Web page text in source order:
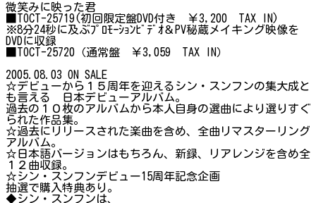
微笑みに映った君
■TOCT-25719(初回限定盤DVD付き ￥3,200 TAX IN)
※8分24秒に及ぶﾌﾟﾛﾓｰｼｮﾝﾋﾞﾃﾞｵ＆PV秘蔵メイキング映像を
DVDに収録
■TOCT-25720（通常盤 ￥3,059 TAX IN）
2005.08.03 ON SALE
☆デビューから１５周年を迎えるシン・スンフンの集大成と
も言える 日本デビューアルバム。
過去の１０枚のアルバムから本人自身の選曲により選りすぐ
られた作品集。
☆過去にリリースされた楽曲を含め、全曲リマスターリング
アルバム。
☆日本語バージョンはもちろん、新録、リアレンジを含め全
１２曲収録。
☆シン・スンフンデビュー15周年記念企画
抽選で購入特典あり。
◆シン・スンフンは、